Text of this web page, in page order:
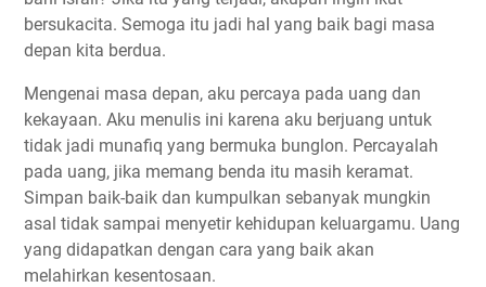
bersukacita. Semoga itu jadi hal yang baik bagi masa
depan kita berdua.
Mengenai masa depan, aku percaya pada uang dan
kekayaan. Aku menulis ini karena aku berjuang untuk
tidak jadi munafiq yang bermuka bunglon. Percayalah
pada uang, jika memang benda itu masih keramat.
Simpan baik-baik dan kumpulkan sebanyak mungkin
asal tidak sampai menyetir kehidupan keluargamu. Uang
yang didapatkan dengan cara yang baik akan
melahirkan kesentosaan.